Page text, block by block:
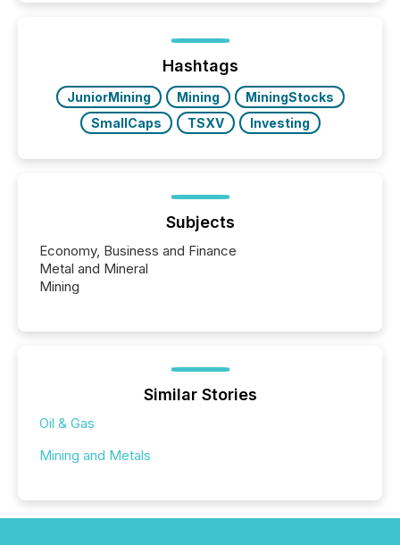
function (McKinsey, 2025) 92% of Fortune 500
companies are using OpenAI's technology...
Hashtags
JuniorMining Mining
MiningStocks
SmallCaps
TSXV Investing
Subjects
Economy, Business and Finance
Metal and Mineral
Mining
Similar Stories
Oil & Gas
Mining and Metals